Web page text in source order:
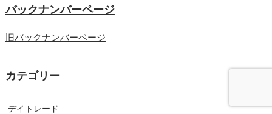
バックナンバーページ
旧バックナンバーページ
カテゴリー
デイトレード